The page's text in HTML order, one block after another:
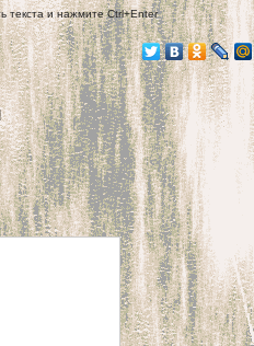
текста и нажмите Ctrl+Enter